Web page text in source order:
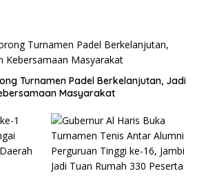
Turnamen Padel Berkelanjutan, Jadi
Masyarakat